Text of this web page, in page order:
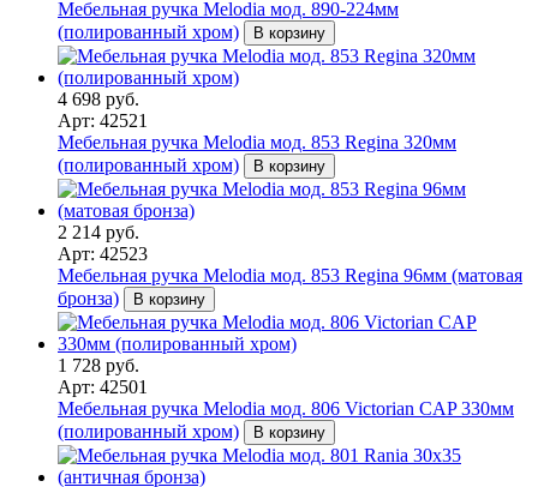
Мебельная ручка Melodia мод. 890-224мм
(полированный хром)
В корзину
4 698 руб.
Арт: 42521
Мебельная ручка Melodia мод. 853 Regina 320мм
(полированный хром)
В корзину
2 214 руб.
Арт: 42523
Мебельная ручка Melodia мод. 853 Regina 96мм (матовая
бронза)
В корзину
1 728 руб.
Арт: 42501
Мебельная ручка Melodia мод. 806 Victorian CAP 330мм
(полированный хром)
В корзину